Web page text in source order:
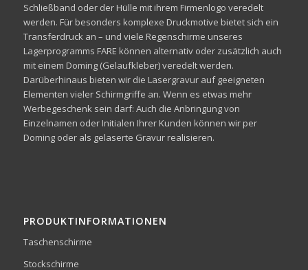
Schließband oder der Hülle mit ihrem Firmenlogo veredelt
werden. Für besonders komplexe Druckmotive bietet sich ein
Transferdruck an – und viele Regenschirme unseres
Lagerprogramms FARE können alternativ oder zusätzlich auch
mit einem Doming (Gelaufkleber) veredelt werden.
Darüberhinaus bieten wir die Lasergravur auf geeigneten
Elementen vieler Schirmgriffe an. Wenn es etwas mehr
Werbegeschenk sein darf: Auch die Anbringung von
Einzelnamen oder Initialen Ihrer Kunden können wir per
Doming oder als gelaserte Gravur realisieren.
PRODUKTINFORMATIONEN
Taschenschirme
Stockschirme